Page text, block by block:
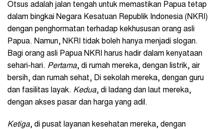
Otsus adalah jalan tengah untuk memastikan Papua tetap
dalam bingkai Negara Kesatuan Republik Indonesia (NKRI)
dengan penghormatan terhadap kekhususan orang asli
Papua. Namun, NKRI tidak boleh hanya menjadi slogan.
Bagi orang asli Papua NKRI harus hadir dalam kenyataan
sehari-hari. Pertama, di rumah mereka, dengan listrik, air
bersih, dan rumah sehat, Di sekolah mereka, dengan guru
dan fasilitas layak. Kedua, di ladang dan laut mereka,
dengan akses pasar dan harga yang adil.
Ketiga, di pusat layanan kesehatan mereka, dengan